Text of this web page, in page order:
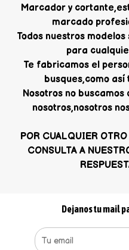
Marcador y
marcado
Todos nuestros
para
Te fabricamos el
busques,como
Nosotros no
nosotros,nosotros
POR CUALQUIER
CONSULTA A
Dejanos tu mail